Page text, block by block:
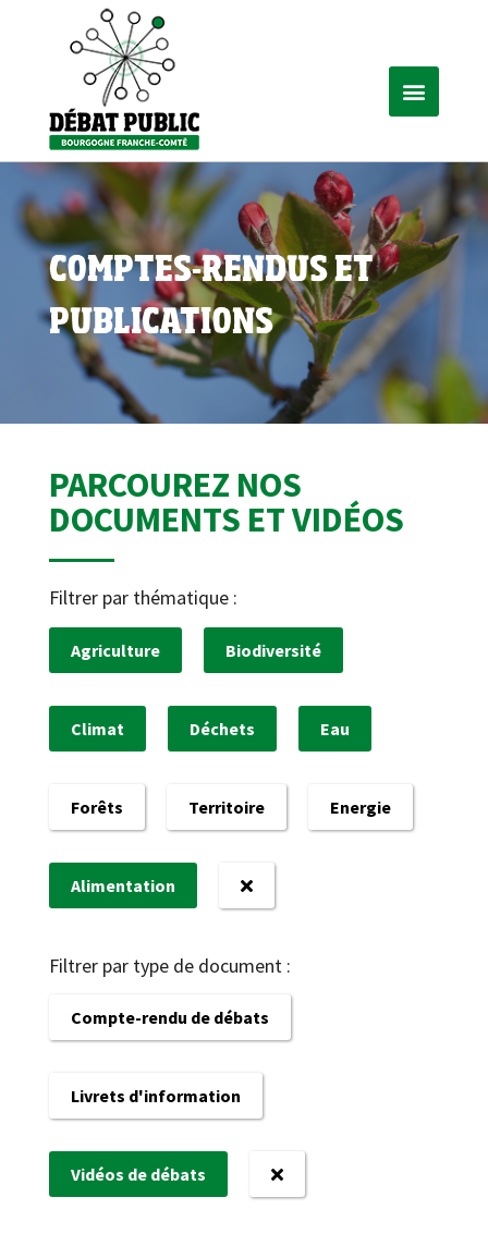
COMPTES-RENDUS ET
PUBLICATIONS
PARCOUREZ NOS
DOCUMENTS ET VIDÉOS
Filtrer par thématique :
Agriculture Biodiversité
Climat Déchets Eau
Forêts Territoire Energie
Alimentation
Filtrer par type de document :
Compte-rendu de débats
Livrets d'information
Vidéos de débats